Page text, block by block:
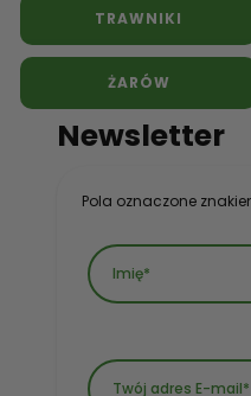
TRAWNIKI
ŻARÓW
Newsletter
Pola oznaczone